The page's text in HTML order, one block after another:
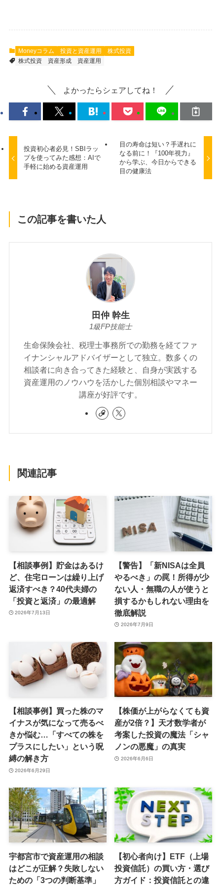
Moneyコラム 投資と資産運用
株式投資
株式投資
資産形成 資産運用
よかったらシェアしてね！
投資初心者必見！SBIラッ
プを使ってみた感想：AIで
手軽に始める資産運用
目の寿命は短い？手遅れに
なる前に！『100年視力』
から学ぶ、今日からできる
目の健康法
この記事を書いた人
田仲 幹生
1級FP技能士
生命保険会社、税理士事務所での勤務を経てファ
イナンシャルアドバイザーとして独立。数多くの
相談者に向き合ってきた経験と、自身が実践する
資産運用のノウハウを活かした個別相談やマネー
講座が好評です。
関連記事
【相談事例】貯金はあるけ
ど、住宅ローンは繰り上げ
返済すべき？40代夫婦の
「投資と返済」の最適解
2026年7月13日
【警告】「新NISAは全員
やるべき」の罠！所得が少
ない人・無職の人が使うと
損するかもしれない理由を
徹底解説
2026年7月9日
【相談事例】買った株のマ
イナスが気になって売るべ
きか悩む…「すべての株を
プラスにしたい」という呪
縛の解き方
2026年6月29日
【株価が上がらなくても資
産が2倍？】天才数学者が
考案した投資の魔法「シャ
ノンの悪魔」の真実
2026年6月6日
宇都宮市で資産運用の相談
はどこが正解？失敗しない
ための「3つの判断基準」
【初心者向け】ETF（上場
投資信託）の買い方・選び
方ガイド：投資信託との違